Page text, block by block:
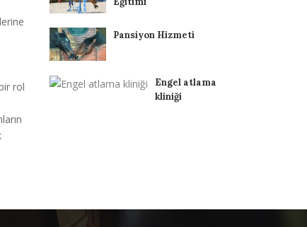
rol
Pansiyon Hizmeti
Engel atlama
kliniği